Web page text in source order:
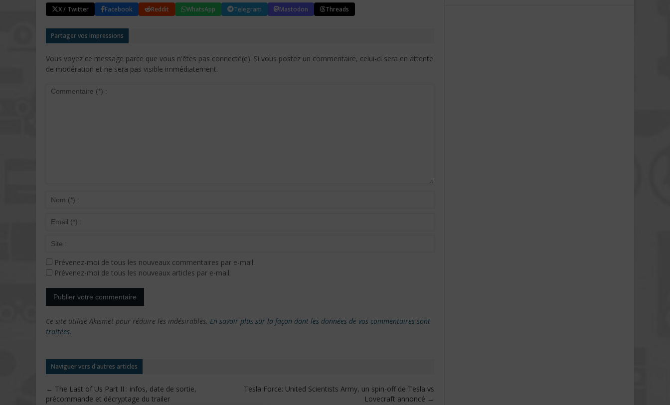
X / Twitter Facebook Reddit WhatsApp Telegram Mastodon Threads
Partager vos impressions
Vous voyez ce message parce que vous n'êtes pas connecté(e). Si vous postez un commentaire, celui-ci sera en attente
de modération et ne sera pas visible immédiatement.
Prévenez-moi de tous les nouveaux commentaires par e-mail.
Prévenez-moi de tous les nouveaux articles par e-mail.
Ce site utilise Akismet pour réduire les indésirables. En savoir plus sur la façon dont les données de vos commentaires sont
traitées.
Naviguer vers d'autres articles
← The Last of Us Part II : infos, date de sortie,
précommande et décryptage du trailer
Tesla Force: United Scientists Army, un spin-off de Tesla vs
Lovecraft annoncé →